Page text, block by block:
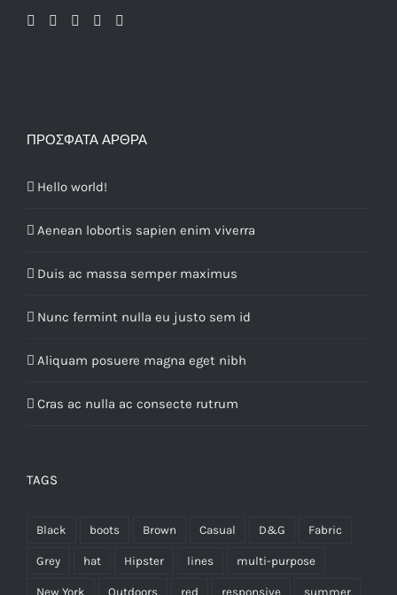
ΠΡΌΣΦΑΤΑ ΆΡΘΡΑ
Hello world!
Aenean lobortis sapien enim viverra
Duis ac massa semper maximus
Nunc fermint nulla eu justo sem id
Aliquam posuere magna eget nibh
Cras ac nulla ac consecte rutrum
TAGS
Black boots Brown Casual D&G Fabric
Grey hat Hipster lines multi-purpose
New York Outdoors red responsive summer